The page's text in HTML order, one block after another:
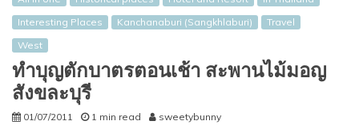
Interesting Places
Kanchanaburi (Sangkhlaburi)
Travel
West
ทำบุญตักบาตรตอนเช้า สะพานไม้มอญ
สังขละบุรี
01/07/2011 1 min read sweetybunny